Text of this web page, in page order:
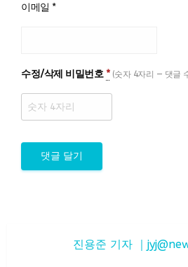
이메일 *
수정/삭제 비밀번호 * (숫자 4자리 — 댓글
진용준 기자 ｜